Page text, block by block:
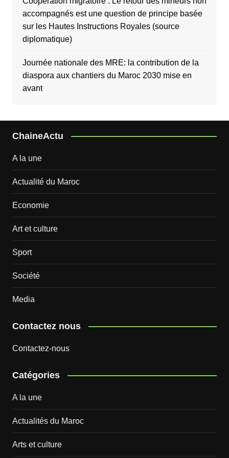
accompagnés est une question de principe basée
sur les Hautes Instructions Royales (source
diplomatique)
Journée nationale des MRE: la contribution de la
diaspora aux chantiers du Maroc 2030 mise en
avant
ChaineActu
A la une
Actualité du Maroc
Economie
Art et culture
Sport
Société
Media
Contactez nous
Contactez-nous
Catégories
A la une
Actualités du Maroc
Arts et culture